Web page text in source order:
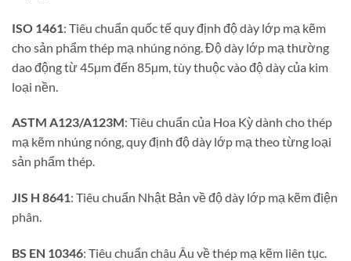
ISO 1461: Tiêu chuẩn quốc tế quy định độ dày lớp mạ kẽm
cho sản phẩm thép mạ nhúng nóng. Độ dày lớp mạ thường
dao động từ 45µm đến 85µm, tùy thuộc vào độ dày của kim
loại nền.
ASTM A123/A123M: Tiêu chuẩn của Hoa Kỳ dành cho thép
mạ kẽm nhúng nóng, quy định độ dày lớp mạ theo từng loại
sản phẩm thép.
JIS H 8641: Tiêu chuẩn Nhật Bản về độ dày lớp mạ kẽm điện
phân.
BS EN 10346: Tiêu chuẩn châu Âu về thép mạ kẽm liên tục.